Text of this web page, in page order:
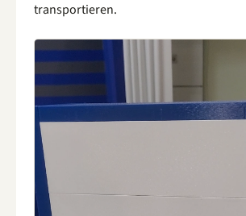
transportieren.